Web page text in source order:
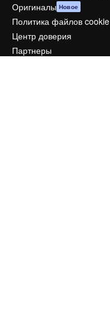
Оригиналы Новое
Политика файлов cookie
Центр доверия
Партнеры